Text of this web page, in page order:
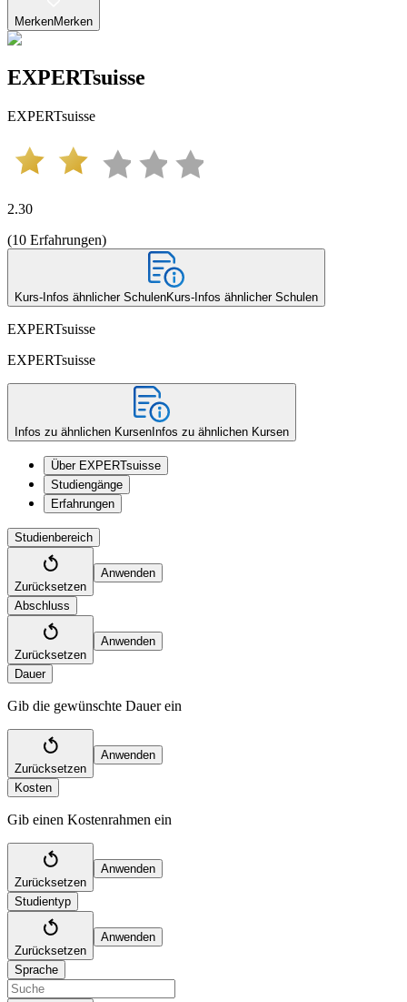
MerkenMerken
EXPERTsuisse
EXPERTsuisse
2.30
(10 Erfahrungen)
Kurs-Infos ähnlicher SchulenKurs-Infos ähnlicher Schulen
EXPERTsuisse
EXPERTsuisse
Infos zu ähnlichen Kursen Infos zu ähnlichen Kursen
Über EXPERTsuisse
Studiengänge
Erfahrungen
Studienbereich
Zurücksetzen
Anwenden
Abschluss
Zurücksetzen
Anwenden
Dauer
Gib die gewünschte Dauer ein
Zurücksetzen
Anwenden
Kosten
Gib einen Kostenrahmen ein
Zurücksetzen
Anwenden
Studientyp
Zurücksetzen
Anwenden
Sprache